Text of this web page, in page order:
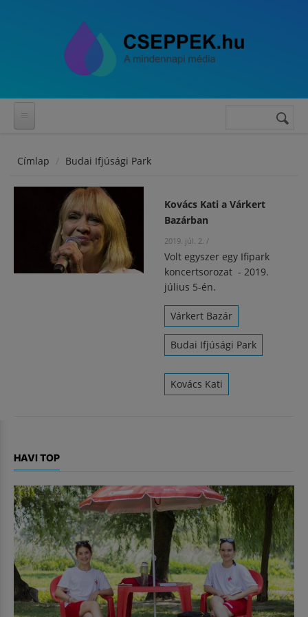
Keresés
Címlap Budai Ifjúsági Park
Kovács Kati a Várkert
Bazárban
2019. júl. 2. /
Volt egyszer egy Ifipark
koncertsorozat - 2019.
július 5-én.
Várkert Bazár
Budai Ifjúsági Park
Kovács Kati
HAVI TOP